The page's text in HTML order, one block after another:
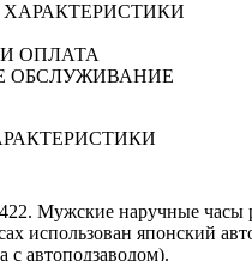
ОПЛАТА
ОБСЛУЖИВАНИЕ
Мужские наручные часы
использован японский
с автоподзаводом).